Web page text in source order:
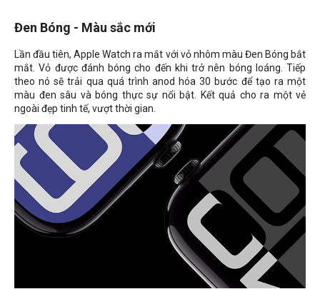
Đen Bóng - Màu sắc mới
Lần đầu tiên, Apple Watch ra mắt với vỏ nhôm màu Đen Bóng bắt
mắt. Vỏ được đánh bóng cho đến khi trở nên bóng loáng. Tiếp
theo nó sẽ trải qua quá trình anod hóa 30 bước để tạo ra một
màu đen sâu và bóng thực sự nổi bật. Kết quả cho ra một vẻ
ngoài đẹp tinh tế, vượt thời gian.